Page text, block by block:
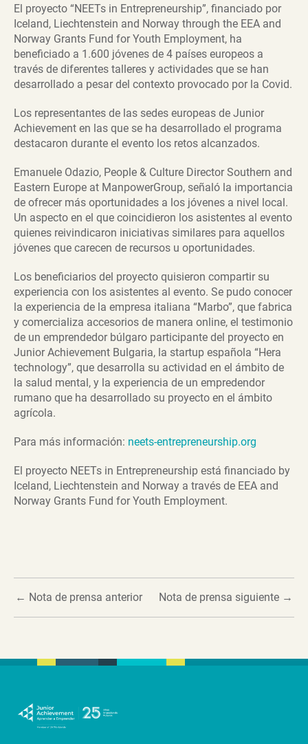
El proyecto “NEETs in Entrepreneurship”, financiado por
Iceland, Liechtenstein and Norway through the EEA and
Norway Grants Fund for Youth Employment, ha
beneficiado a 1.600 jóvenes de 4 países europeos a
través de diferentes talleres y actividades que se han
desarrollado a pesar del contexto provocado por la Covid.
Los representantes de las sedes europeas de Junior
Achievement en las que se ha desarrollado el programa
destacaron durante el evento los retos alcanzados.
Emanuele Odazio, People & Culture Director Southern and
Eastern Europe at ManpowerGroup, señaló la importancia
de ofrecer más oportunidades a los jóvenes a nivel local.
Un aspecto en el que coincidieron los asistentes al evento
quienes reivindicaron iniciativas similares para aquellos
jóvenes que carecen de recursos u oportunidades.
Los beneficiarios del proyecto quisieron compartir su
experiencia con los asistentes al evento. Se pudo conocer
la experiencia de la empresa italiana “Marbo”, que fabrica
y comercializa accesorios de manera online, el testimonio
de un emprendedor búlgaro participante del proyecto en
Junior Achievement Bulgaria, la startup española “Hera
technology”, que desarrolla su actividad en el ámbito de
la salud mental, y la experiencia de un empredendor
rumano que ha desarrollado su proyecto en el ámbito
agrícola.
Para más información: neets-entrepreneurship.org
El proyecto NEETs in Entrepreneurship está financiado by
Iceland, Liechtenstein and Norway a través de EEA and
Norway Grants Fund for Youth Employment.
← Nota de prensa anterior Nota de prensa siguiente →